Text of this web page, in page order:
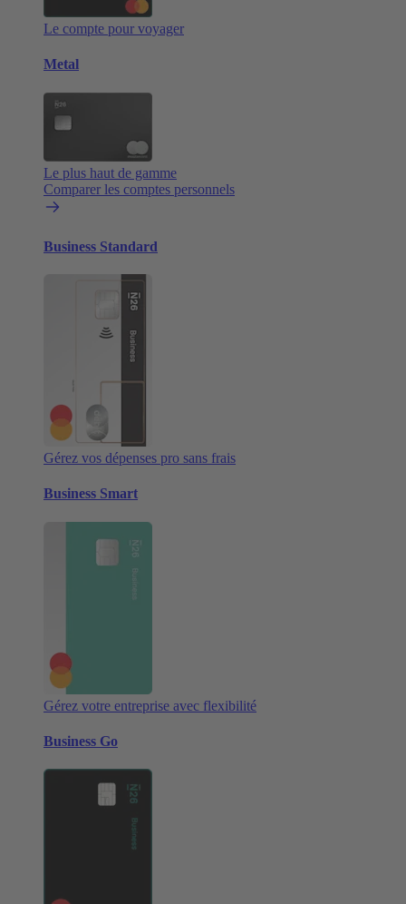
Le compte pour voyager
Metal
Le plus haut de gamme
Comparer les comptes personnels
Business Standard
Gérez vos dépenses pro sans frais
Business Smart
Gérez votre entreprise avec flexibilité
Business Go